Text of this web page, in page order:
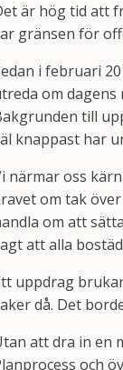
är hög tid att
gränsen för
i februari
om
till
knappast har
närmar oss
om tak
om att
att alla
uppdrag
då. Det
att dra in en
och